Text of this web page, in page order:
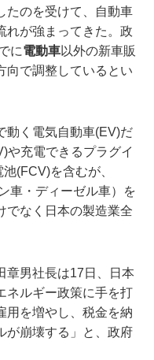
たのを受けて、自動車
れが強まってきた。政
に電動車以外の新車販
向で調整しているとい
動く電気自動車(EV)だ
や充電できるプラグイ
(FCV)を含むが、
車・ディーゼル車）を
でなく日本の製造業全
章男社長は17日、日本
ネルギー政策に手を打
用を増やし、税金を納
が崩壊する」と、政府